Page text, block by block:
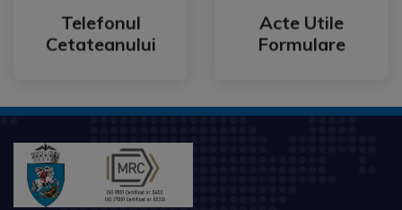
Telefonul
Cetateanului
Telefonul
Cetateanului
Acte Utile
Formulare
Acte Utile
Formulare